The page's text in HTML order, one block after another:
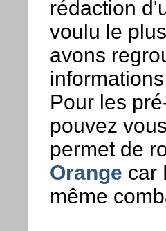
rédaction
voulu le
avons
Pour les
pouvez
permet de
Orange car
même